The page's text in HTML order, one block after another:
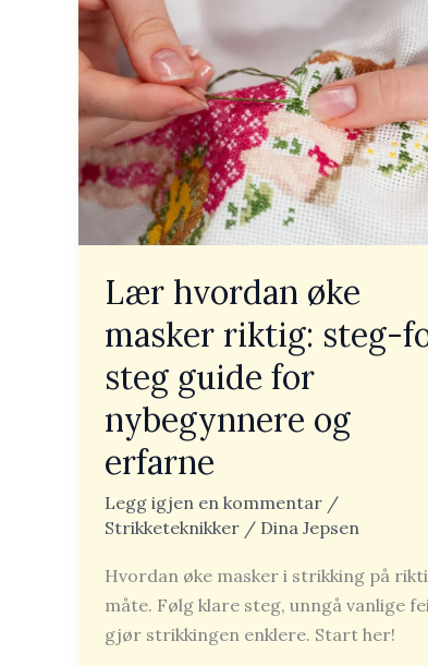
Lær hvordan øke
masker riktig: steg-
steg guide for
nybegynnere og
erfarne
Legg igjen en kommentar /
Strikketeknikker / Dina Jepsen
Hvordan øke masker i strikking på
måte. Følg klare steg, unngå vanlige
gjør strikkingen enklere. Start her!
hvordan
øke
masker
riktig:
steg-
for-
steg
guide
for
nybegynnere
og
erfarne